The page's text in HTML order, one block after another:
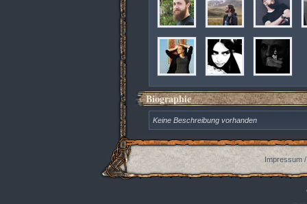
Biographie
Keine Beschreibung vorhanden
Impressum